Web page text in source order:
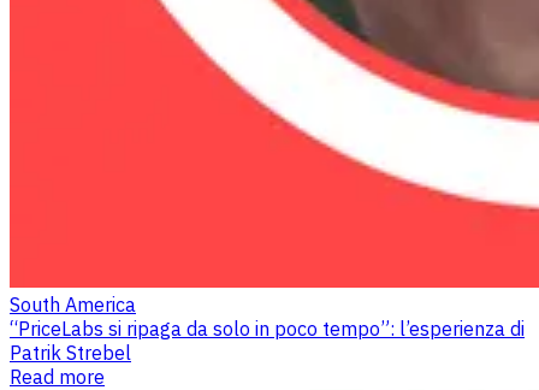
South America
“PriceLabs si ripaga da solo in poco tempo”: l’esperienza di
Patrik Strebel
Read more